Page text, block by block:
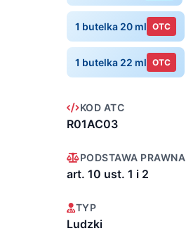
1 butelka 20 ml OTC
1 butelka 22 ml OTC
KOD ATC
R01AC03
PODSTAWA PRAWNA
art. 10 ust. 1 i 2
TYP
Ludzki